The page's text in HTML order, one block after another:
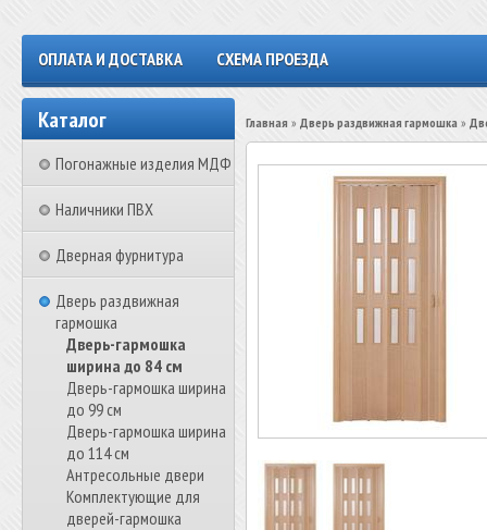
ОПЛАТА И ДОСТАВКА СХЕМА ПРОЕЗДА
Каталог
Погонажные изделия МДФ
Наличники ПВХ
Дверная фурнитура
Дверь раздвижная
гармошка
Дверь-гармошка
ширина до 84 см
Дверь-гармошка ширина
до 99 см
Дверь-гармошка ширина
до 114 см
Антресольные двери
Комплектующие для
дверей-гармошка
Главная » Дверь раздвижная гармошка »